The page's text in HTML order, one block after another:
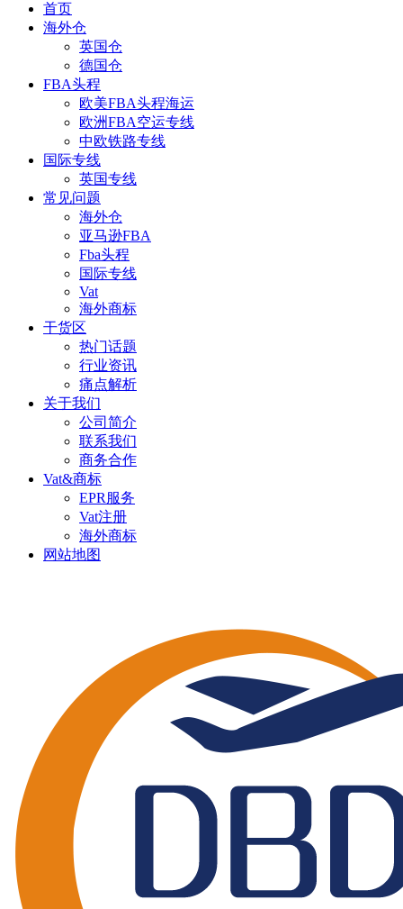
首页
海外仓
英国仓
德国仓
FBA头程
欧美FBA头程海运
欧洲FBA空运专线
中欧铁路专线
国际专线
英国专线
常见问题
海外仓
亚马逊FBA
Fba头程
国际专线
Vat
海外商标
干货区
热门话题
行业资讯
痛点解析
关于我们
公司简介
联系我们
商务合作
Vat&商标
EPR服务
Vat注册
海外商标
网站地图